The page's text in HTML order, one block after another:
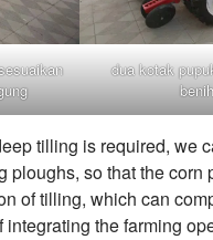
dua kotak
benih
tilling is required, we
ploughs, so that the corn
of tilling, which can
the farming